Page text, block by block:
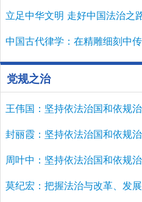
党规之治
王伟国：坚持依法治国和依规
封丽霞：坚持依法治国和依规
周叶中：坚持依法治国和依规